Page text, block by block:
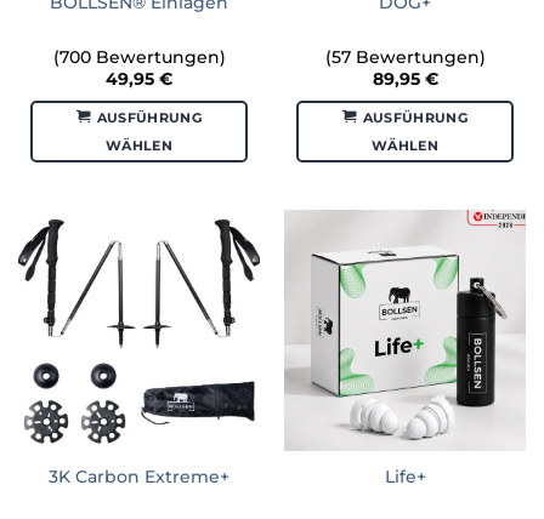
(700 Bewertungen)
49,95 €
AUSFÜHRUNG
WÄHLEN
mehrere
Varianten
auf.
Die
Optionen
auf
der
gewählt
(57 Bewertungen)
89,95 €
AUSFÜHRUNG
WÄHLEN
mehrere
Varianten
auf.
Optionen
können
auf
der
Produktseite
gewählt
3K Carbon Extreme+ Life+